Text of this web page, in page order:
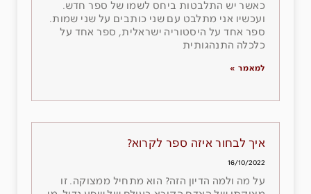
כאשר יש התלבטות ביחס לשמו של ספר חדש.
ועכשיו אני מתלבט עם שני כותבים על שני שמות.
ספר אחד על היסטוריה ישראלית, ספר אחד על
כלכלה התנהגותית
למאמר »
איך לבחור איזה ספר לקרוא?
16/10/2022
על מה ולמה הדיון הזה? הוא מתחיל ממצוקה. זו